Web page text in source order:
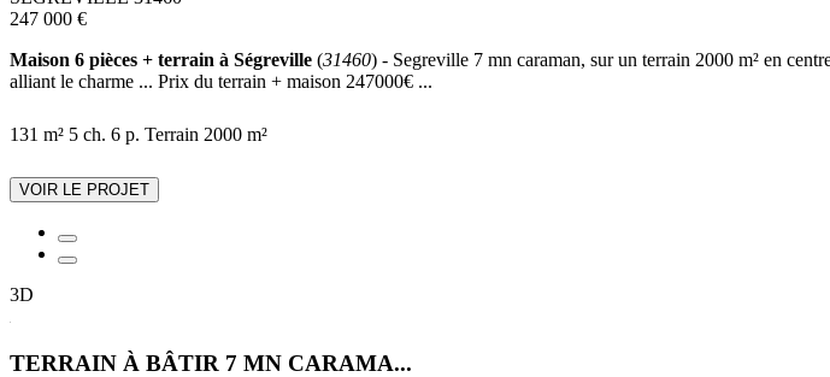
247 000 €
Maison 6 pièces + terrain à Ségreville (31460) - Segreville 7 mn caraman, sur un terrain 2000 m² en
alliant le charme ... Prix du terrain + maison 247000€ ...
131 m² 5 ch. 6 p. Terrain 2000 m²
VOIR LE PROJET
3D
TERRAIN À BÂTIR 7 MN CARAMA...